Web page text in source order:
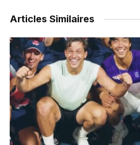
Articles Similaires